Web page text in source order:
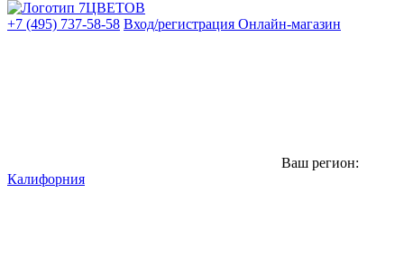
+7 (495) 737-58-58 Вход/регистрация Онлайн-магазин
Ваш регион:
Калифорния